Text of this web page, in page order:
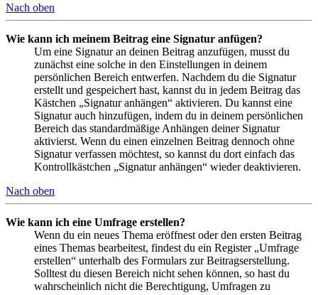
Nach oben
Wie kann ich meinem Beitrag eine Signatur anfügen?
Um eine Signatur an deinen Beitrag anzufügen, musst du
zunächst eine solche in den Einstellungen in deinem
persönlichen Bereich entwerfen. Nachdem du die Signatur
erstellt und gespeichert hast, kannst du in jedem Beitrag das
Kästchen „Signatur anhängen“ aktivieren. Du kannst eine
Signatur auch hinzufügen, indem du in deinem persönlichen
Bereich das standardmäßige Anhängen deiner Signatur
aktivierst. Wenn du einen einzelnen Beitrag dennoch ohne
Signatur verfassen möchtest, so kannst du dort einfach das
Kontrollkästchen „Signatur anhängen“ wieder deaktivieren.
Nach oben
Wie kann ich eine Umfrage erstellen?
Wenn du ein neues Thema eröffnest oder den ersten Beitrag
eines Themas bearbeitest, findest du ein Register „Umfrage
erstellen“ unterhalb des Formulars zur Beitragserstellung.
Solltest du diesen Bereich nicht sehen können, so hast du
wahrscheinlich nicht die Berechtigung, Umfragen zu